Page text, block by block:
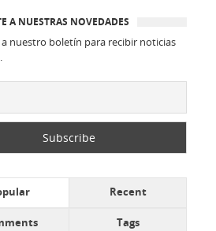
A NUESTRAS NOVEDADES
nuestro boletín para recibir noticias
Recent
Tags